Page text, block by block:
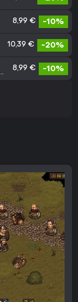
8,99 € -10%
10,39 € -20%
8,99 € -10%